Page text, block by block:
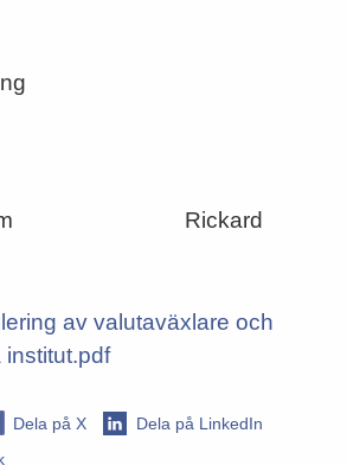
Rickard
av valutaväxlare och
Dela på X
Dela på LinkedIn